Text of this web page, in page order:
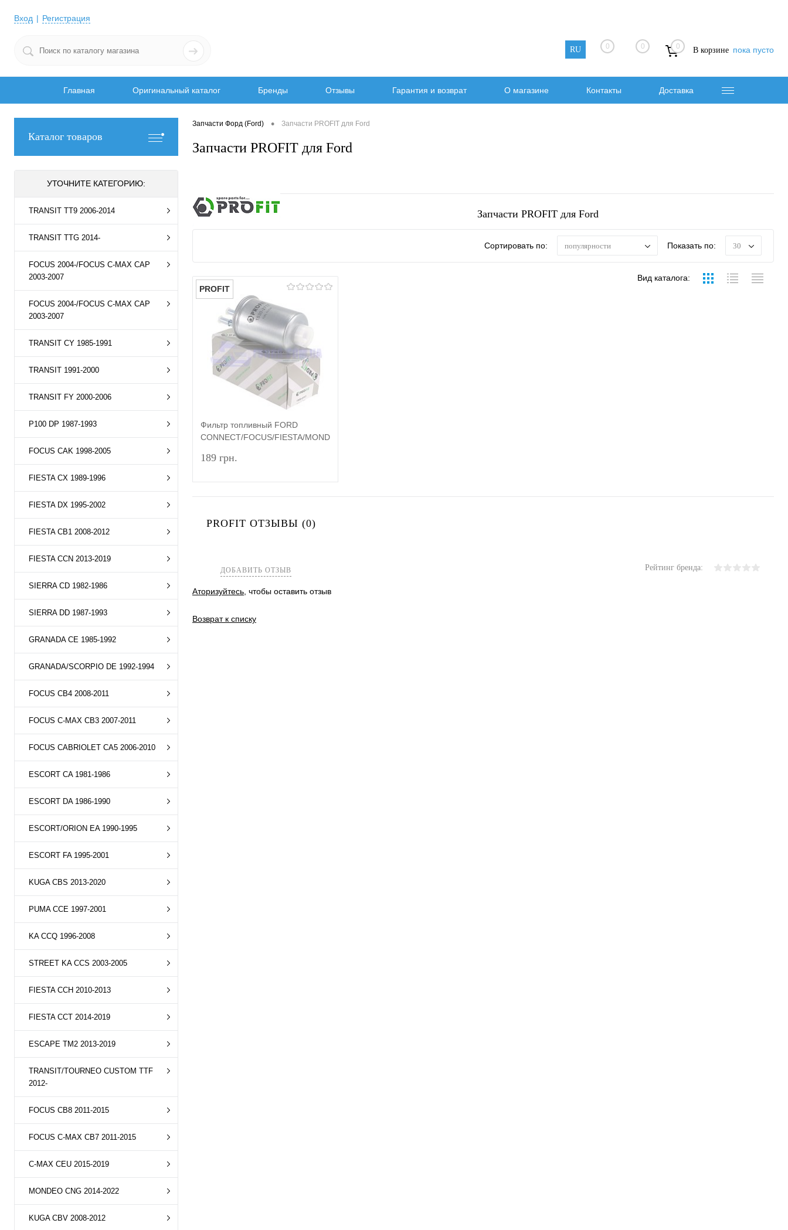
Вход Регистрация
RU 0 0 0 В корзине пока пусто
Главная Оригинальный каталог Бренды Отзывы Гарантия и возврат О магазине Контакты Доставка
Каталог товаров
УТОЧНИТЕ КАТЕГОРИЮ:
TRANSIT TT9 2006-2014
TRANSIT TTG 2014-
FOCUS 2004-/FOCUS C-MAX CAP
2003-2007
FOCUS 2004-/FOCUS C-MAX CAP
2003-2007
TRANSIT CY 1985-1991
TRANSIT 1991-2000
TRANSIT FY 2000-2006
P100 DP 1987-1993
FOCUS CAK 1998-2005
FIESTA CX 1989-1996
FIESTA DX 1995-2002
FIESTA CB1 2008-2012
FIESTA CCN 2013-2019
SIERRA CD 1982-1986
SIERRA DD 1987-1993
GRANADA CE 1985-1992
GRANADA/SCORPIO DE 1992-1994
FOCUS CB4 2008-2011
FOCUS C-MAX CB3 2007-2011
FOCUS CABRIOLET CA5 2006-2010
ESCORT CA 1981-1986
ESCORT DA 1986-1990
ESCORT/ORION EA 1990-1995
ESCORT FA 1995-2001
KUGA CBS 2013-2020
PUMA CCE 1997-2001
KA CCQ 1996-2008
STREET KA CCS 2003-2005
FIESTA CCH 2010-2013
FIESTA CCT 2014-2019
ESCAPE TM2 2013-2019
TRANSIT/TOURNEO CUSTOM TTF
2012-
FOCUS CB8 2011-2015
FOCUS C-MAX CB7 2011-2015
C-MAX CEU 2015-2019
MONDEO CNG 2014-2022
KUGA CBV 2008-2012
Запчасти Форд (Ford) • Запчасти PROFIT для Ford
Запчасти PROFIT для Ford
Запчасти PROFIT для Ford
Сортировать по: популярности Показать по: 30
Вид каталога:
PROFIT
Фильтр топливный FORD
CONNECT/FOCUS/FIESTA/MONDEO
189 грн.
PROFIT ОТЗЫВЫ (0)
ДОБАВИТЬ ОТЗЫВ Рейтинг бренда:
Аторизуйтесь, чтобы оставить отзыв
Возврат к списку